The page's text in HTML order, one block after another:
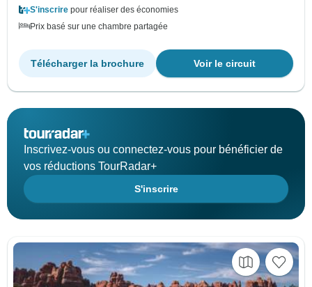
S'inscrire pour réaliser des économies
Prix basé sur une chambre partagée
Voir le circuit
Télécharger la brochure
Inscrivez-vous ou connectez-vous pour bénéficier de
vos réductions TourRadar+
S'inscrire